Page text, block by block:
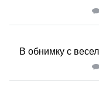
В обнимку с